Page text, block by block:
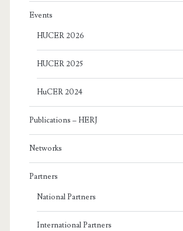
Events
HUCER 2026
HUCER 2025
HuCER 2024
Publications – HERJ
Networks
Partners
National Partners
International Partners